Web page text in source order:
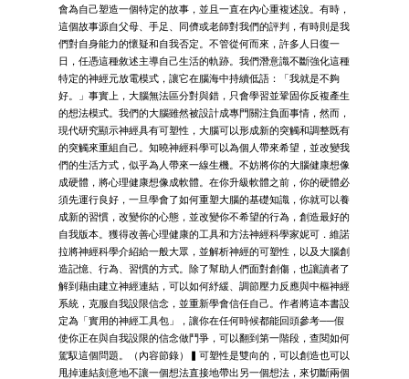
會為自己塑造一個特定的故事，並且一直在內心重複述說。有時，
這個故事源自父母、手足、同儕或老師對我們的評判，有時則是我
們對自身能力的懷疑和自我否定。不管從何而來，許多人日復一
日，任憑這種敘述主導自己生活的軌跡。我們潛意識不斷強化這種
特定的神經元放電模式，讓它在腦海中持續低語：「我就是不夠
好。」事實上，大腦無法區分對與錯，只會學習並鞏固你反複產生
的想法模式。我們的大腦雖然被設計成專門關注負面事情，然而，
現代研究顯示神經具有可塑性，大腦可以形成新的突觸和調整既有
的突觸來重組自己。知曉神經科學可以為個人帶來希望，並改變我
們的生活方式，似乎為人帶來一線生機。不妨將你的大腦健康想像
成硬體，將心理健康想像成軟體。在你升級軟體之前，你的硬體必
須先運行良好，一旦學會了如何重塑大腦的基礎知識，你就可以養
成新的習慣，改變你的心態，並改變你不希望的行為，創造最好的
自我版本。獲得改善心理健康的工具和方法神經科學家妮可．維諾
拉將神經科學介紹給一般大眾，並解析神經的可塑性，以及大腦創
造記憶、行為、習慣的方式。除了幫助人們面對創傷，也讓讀者了
解到藉由建立神經連結，可以如何紓緩、調節壓力反應與中樞神經
系統，克服自我設限信念，並重新學會信任自己。作者將這本書設
定為「實用的神經工具包」，讓你在任何時候都能回頭參考──假
使你正在與自我設限的信念做鬥爭，可以翻到第一階段，查閱如何
駕馭這個問題。（內容節錄）▍可塑性是雙向的，可以創造也可以
甩掉連結刻意地不讓一個想法直接地帶出另一個想法，來切斷兩個